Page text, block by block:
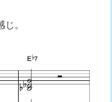
。